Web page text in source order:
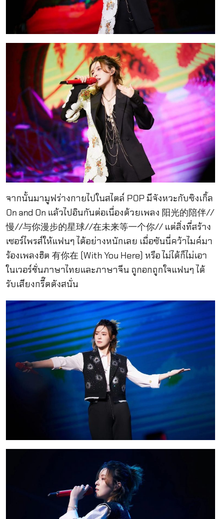
จากนั้นมามูฟร่างกายไปในสไตล์ POP มีจังหวะกับซิงเกิ้ล
On and On แล้วไปอินกันต่อเนื่องด้วยเพลง 阳光的陪伴//
慢//与你漫步的星球//在未来等一个你// แต่สิ่งที่สร้าง
เซอร์ไพรส์ให้แฟนๆ ได้อย่างหนักเลย เมื่อซันนี่คว้าไมค์มา
ร้องเพลงฮิต 有你在 (With You Here) หรือ ไม่ได้ก็ไม่เอา
ในเวอร์ชั่นภาษาไทยและภาษาจีน ถูกอกถูกใจแฟนๆ ได้
รับเสียงกรี๊ดดังสนั่น